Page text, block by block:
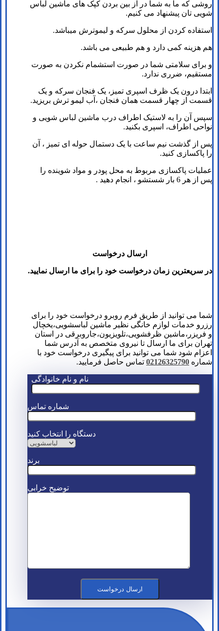
روشی که ما به شما در از بین بردن کپک های ماشین لباس
شویی تان پیشنهاد می کنیم.
استفاده کردن از محلول سرکه و لیموترش می­باشد.
هم هزینه کمی دارد و هم طبیعی می باشد.
و برای سلامتی شما در صورت استشمام نکردن به صورت
مستقیم، ضرری ندارد.
ابتدا درون یک ظرف اسپری تمیز، یک فنجان سرکه و یک
قسمت از چهار قسمت همان فنجان ،آب لیمو ترش بریزید.
سپس آن را به لاستیک اطراف درب ماشین لباس شویی و
نواحی اطراف، اسپری بکنید.
پس از گذشت نیم ساعت با یک دستمال حوله ای تمیز ، آن
را پاکسازی کنید.
عملیات پاکسازی مربوط به محل پودر و مواد شوینده را
پس از هر 6 بار شستشو ، انجام دهید .
ارسال درخواست
در سریعترین زمان درخواست خود را برای ما ارسال نمایید.
شما می توانید از طریق فرم روبرو درخواست خود را برای
رزرو خدمات لوازم خانگی نظیر ماشین لباسشویی،یخچال
و فریزر،ماشین ظرفشویی،تلویزیون،جاروبرقی در استان
تهران برای ما ارسال تا نیروی متخصص به آدرس شما
اعزام شود شما می توانید برای پیگیری درخواست خود با
شماره 02126325790 تماس حاصل فرمایید.
نام و نام خانوادگی
شماره تماس
دستگاه را انتخاب کنید
برند
توضیح خرابی